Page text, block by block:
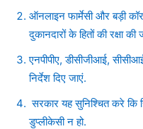
ऑनलाइन फार्मेसी और बड़ी
दुकानदारों के हितों की रक्षा की
एनपीपीए, डीसीजीआई,
निर्देश दिए जाएं.
सरकार यह सुनिश्चित करे कि
डुप्लीकेसी न हो.